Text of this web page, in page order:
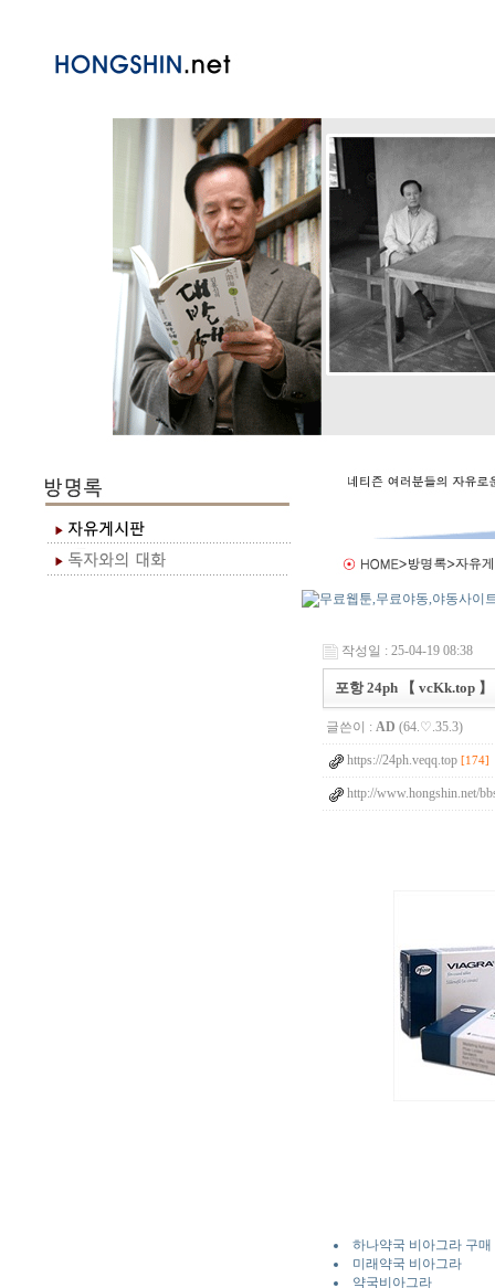
작성일 : 25-04-19 08:38
포항 24ph 【 vcKk.top 】
글쓴이 : AD (64.♡.35.3)
https://24ph.veqq.top [174]
http://www.hongshin.net/
하나약국 비아그라 구매
미래약국 비아그라
약국비아그라